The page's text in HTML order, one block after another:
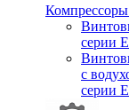
серии
с
серии